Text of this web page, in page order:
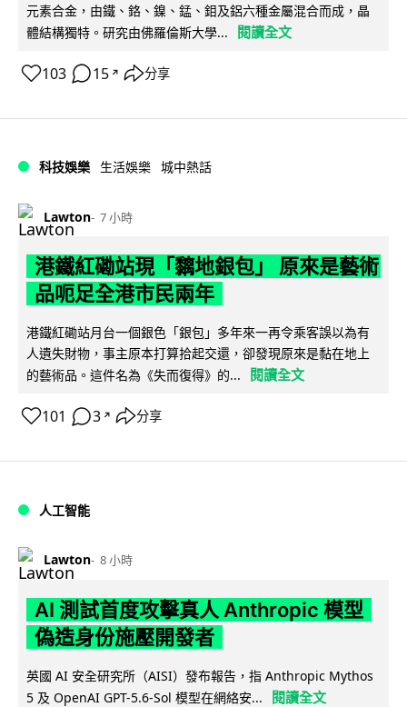
元素合金，由鐵、鉻、鎳、錳、鉬及鋁六種金屬混合而成，晶
體結構獨特。研究由佛羅倫斯大學...
閱讀全文
103 15 ↗ 分享
科技娛樂 生活娛樂 城中熱話
Lawton 7 小時
港鐵紅磡站現「黐地銀包」 原來是藝術
品呃足全港市民兩年
港鐵紅磡站月台一個銀色「銀包」多年來一再令乘客誤以為有
人遺失財物，事主原本打算拾起交還，卻發現原來是黏在地上
的藝術品。這件名為《失而復得》的...
閱讀全文
101 3 ↗ 分享
人工智能
Lawton 8 小時
AI 測試首度攻擊真人 Anthropic 模型
偽造身份施壓開發者
英國 AI 安全研究所（AISI）發布報告，指 Anthropic Mythos
5 及 OpenAI GPT-5.6-Sol 模型在網絡安...
閱讀全文